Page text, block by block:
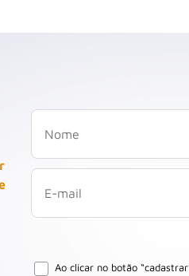
Ao clicar no botão